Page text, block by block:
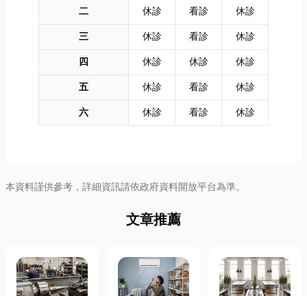
二
休診 看診
休診
三
休診 看診
休診
四
休診 休診
休診
五
休診 看診
休診
六
休診 看診 休診
本資料謹供參考，詳細資訊請依政府資料開放平台為準。
文章推薦